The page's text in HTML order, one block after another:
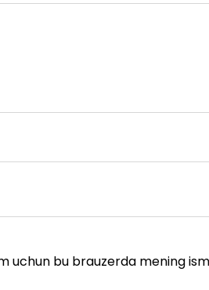
uchun bu brauzerda mening